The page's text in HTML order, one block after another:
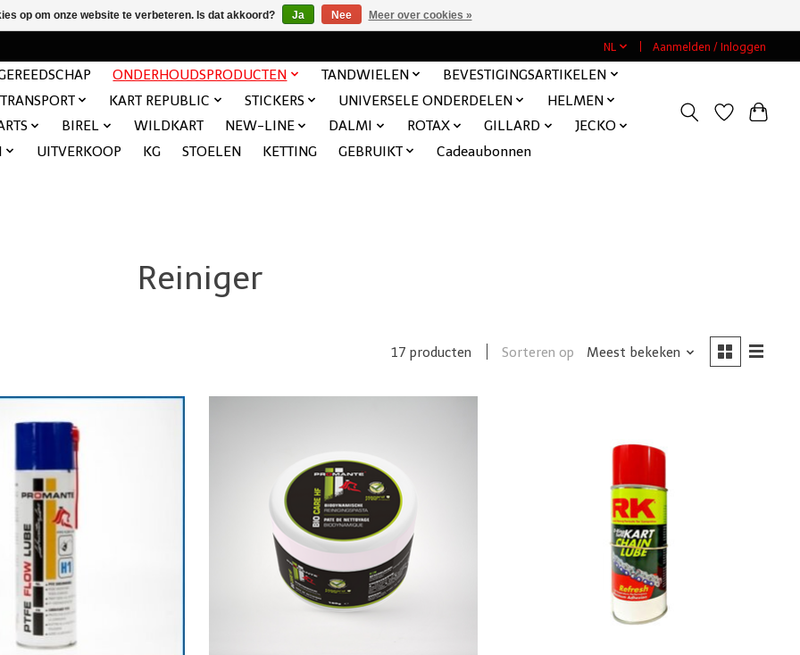
NL Aanmelden / Inloggen
ONDERHOUDSPRODUCTEN TANDWIELEN
BEVESTIGINGSARTIKELEN
TRANSPORT
KART REPUBLIC STICKERS UNIVERSELE ONDERDELEN
HELMEN
BIREL WILDKART NEW-LINE DALMI ROTAX GILLARD
JECKO
UITVERKOOP KG STOELEN KETTING GEBRUIKT Cadeaubonnen
Reiniger
17 producten Sorteren op Meest bekeken
op om onze website te verbeteren. Is dat akkoord? Ja Nee Meer over cookies »